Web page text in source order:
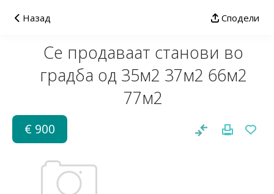
Назад Сподели
Се продаваат станови во
градба од 35м2 37м2 66м2
77м2
€ 900